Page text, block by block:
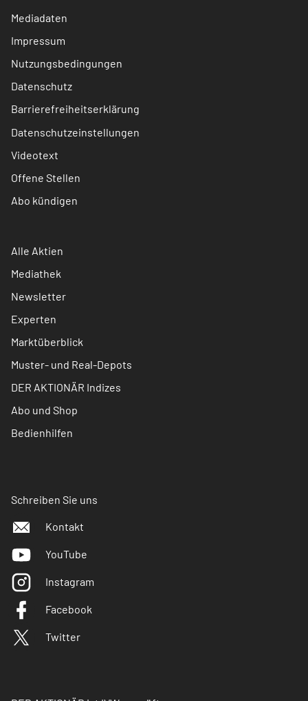
Mediadaten
Impressum
Nutzungsbedingungen
Datenschutz
Barrierefreiheitserklärung
Datenschutzeinstellungen
Videotext
Offene Stellen
Abo kündigen
Alle Aktien
Mediathek
Newsletter
Experten
Marktüberblick
Muster- und Real-Depots
DER AKTIONÄR Indizes
Abo und Shop
Bedienhilfen
Schreiben Sie uns
Kontakt
YouTube
Instagram
Facebook
Twitter